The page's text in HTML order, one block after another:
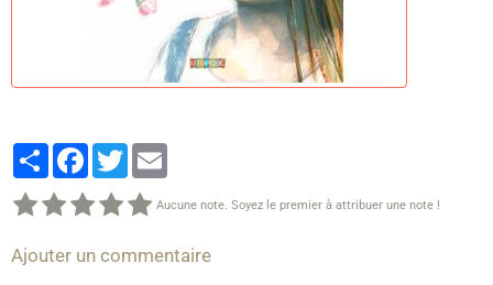
PartagerFacebook
Twitter
Aucune note. Soyez le premier à attribuer une note !
Ajouter un commentaire